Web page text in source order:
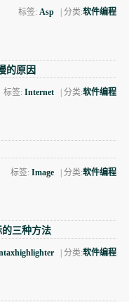
标签:Asp | 分类:软件编程
的原因
标签:Internet | 分类:软件编程
标签:Image | 分类:软件编程
三种方法
| 分类:软件编程